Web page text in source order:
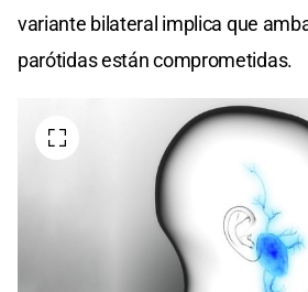
variante bilateral implica que
parótidas están comprometidas.